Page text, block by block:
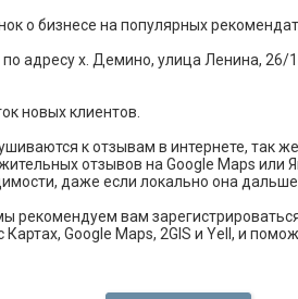
о бизнесе на популярных
адресу х. Демино, улица Ленина,
новых клиентов.
к отзывам в интернете, так
отзывов на Google Maps или
даже если локально она
рекомендуем вам
Google Maps, 2GIS и Yell, и